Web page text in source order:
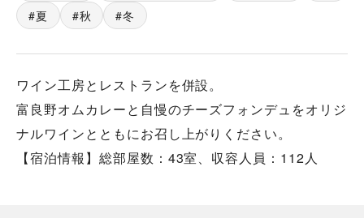
夏
秋 冬
ワイン工房とレストランを併設。
富良野オムカレーと自慢のチーズフォンデュをオリジ
ナルワインとともにお召し上がりください。
【宿泊情報】総部屋数：43室、収容人員：112人